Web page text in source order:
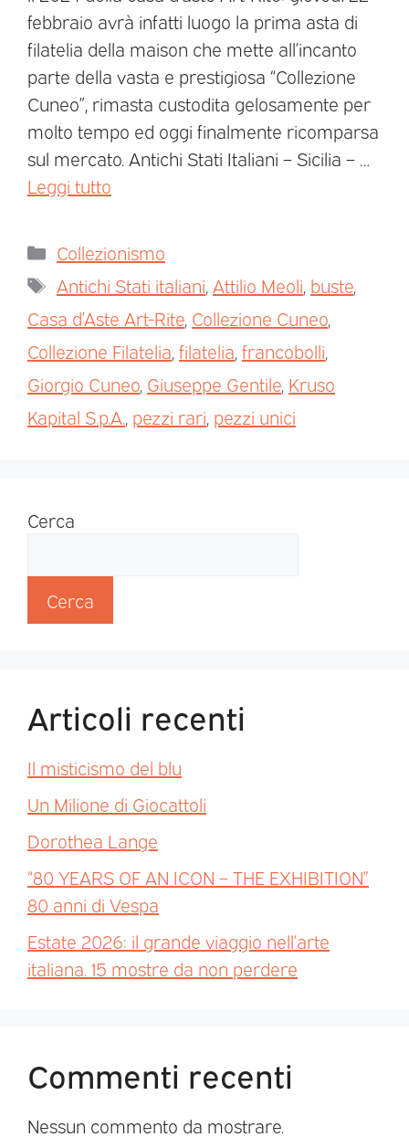
febbraio avrà infatti luogo la prima asta di
filatelia della maison che mette all’incanto
parte della vasta e prestigiosa “Collezione
Cuneo”, rimasta custodita gelosamente per
molto tempo ed oggi finalmente ricomparsa
sul mercato. Antichi Stati Italiani – Sicilia – …
Leggi tutto
Collezionismo
Antichi Stati italiani Attilio Meoli buste
Casa d’Aste Art-Rite Collezione Cuneo
Collezione Filatelia filatelia francobolli
Giorgio Cuneo Giuseppe Gentile Kruso
Kapital S.p.A. pezzi rari pezzi unici
Cerca
Cerca
Articoli recenti
Il misticismo del blu
Un Milione di Giocattoli
Dorothea Lange
“80 YEARS OF AN ICON – THE EXHIBITION”
80 anni di Vespa
Estate 2026: il grande viaggio nell’arte
italiana. 15 mostre da non perdere
Commenti recenti
Nessun commento da mostrare.